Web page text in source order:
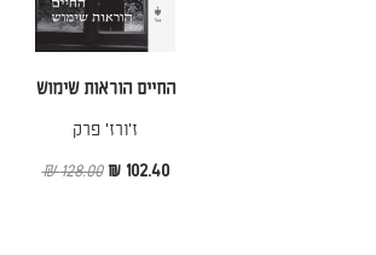
החיים הוראות שימוש
ז'ורז' פרק
102.40 ₪
128.00 ₪